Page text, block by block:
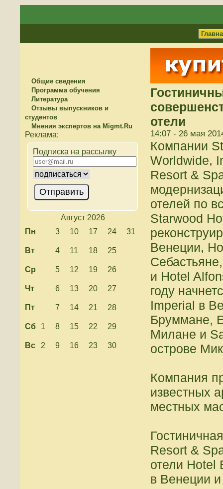
Общие сведения
Программа обучения
Литература
Отзывы выпускников и
студентов
Мнения экспертов на Migmt.Ru
Подписка на рассылку
Август 2026
Пн
3 10 17 24 31
Вт 4 11 18 25
Ср 5 12 19 26
Чт 6 13 20 27
Пт 7 14 21 28
Сб 1 8 15 22 29
Вс 2 9 16 23 30
отели
14:07 - 26 мая
Компании
Worldwide,
Resort &
отелей по
Starwood
Венеции,
и Hotel
году
Imperial в
Бруммане,
Милане и
острове
Компания
известных
местных
Resort &
отели Hotel
в Венеции